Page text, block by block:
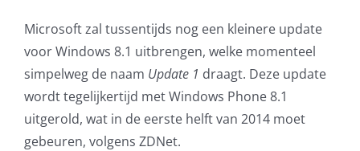
Microsoft zal tussentijds nog een kleinere update
voor Windows 8.1 uitbrengen, welke momenteel
simpelweg de naam Update 1 draagt. Deze update
wordt tegelijkertijd met Windows Phone 8.1
uitgerold, wat in de eerste helft van 2014 moet
gebeuren, volgens ZDNet.